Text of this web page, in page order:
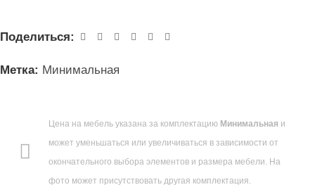
Поделиться:
Метка: Минимальная
Цена на мебель указана за комплектацию Минимальная и
может уменьшаться или увеличиваться в зависимости от
окончательного выбора элементов и размера мебели. На
фото может присутствовать другая комплектация.